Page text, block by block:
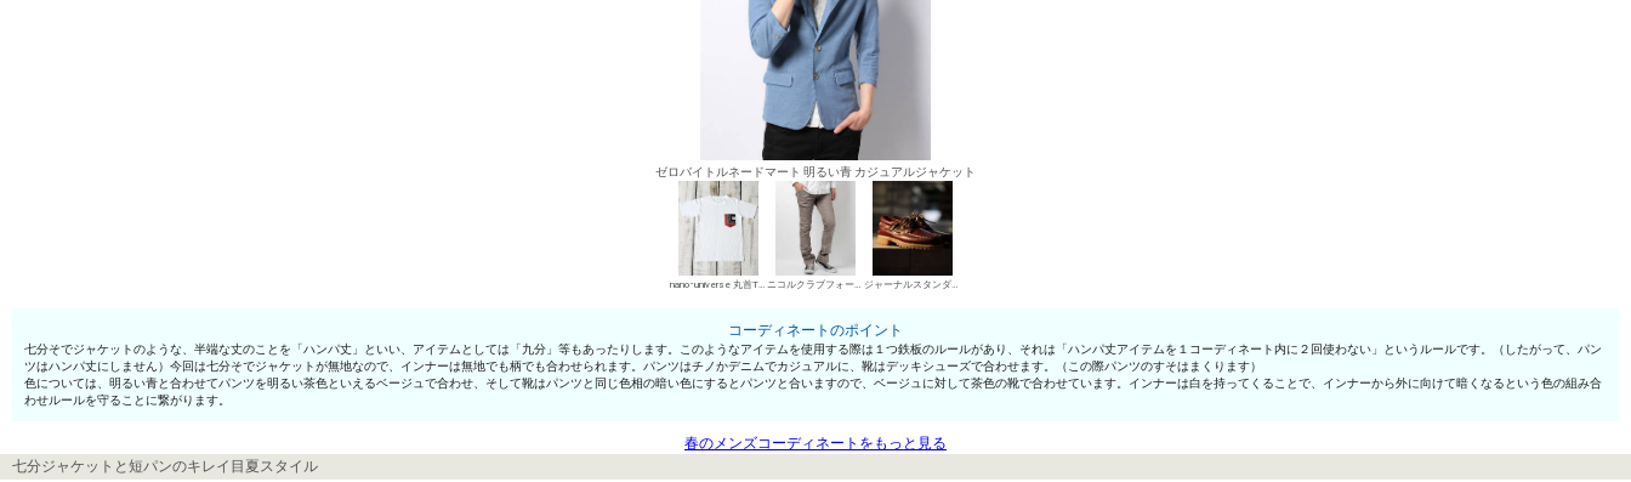
ゼロバイトルネードマート 明るい青 カジュアルジャケット
nano･universe 丸首Tシャツ ニコルクラブフォーメン デニムパンツ・ジーンズ ジャーナルスタンダード デッキシューズ
コーディネートのポイント
七分そでジャケットのような、半端な丈のことを「ハンパ丈」といい、アイテムとしては「九分」等もあったりします。このようなアイテムを使用する際は１つ鉄板のルールがあり、それは「ハンパ丈アイテムを１コーディネート内に２回使わない」というルールです。（したがって、パン
ツはハンパ丈にしません）今回は七分そでジャケットが無地なので、インナーは無地でも柄でも合わせられます。パンツはチノかデニムでカジュアルに、靴はデッキシューズで合わせます。（この際パンツのすそはまくります）
色については、明るい青と合わせてパンツを明るい茶色といえるベージュで合わせ、そして靴はパンツと同じ色相の暗い色にするとパンツと合いますので、ベージュに対して茶色の靴で合わせています。インナーは白を持ってくることで、インナーから外に向けて暗くなるという色の組み合
わせルールを守ることに繋がります。
春のメンズコーディネートをもっと見る
七分ジャケットと短パンのキレイ目夏スタイル